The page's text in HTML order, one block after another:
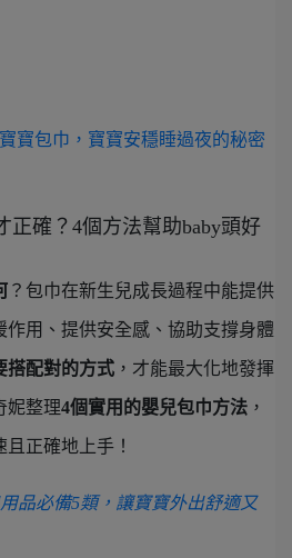
寶包巾，寶寶安穩睡過夜的秘密
正確？4個方法幫助baby頭好
？包巾在新生兒成長過程中能提供
用、提供安全感、協助支撐身體
搭配對的方式 ，才能最大化地發揮
妮整理4個實用的嬰兒包巾方法 ，
正確地上手！
品必備5類，讓寶寶外出舒適又